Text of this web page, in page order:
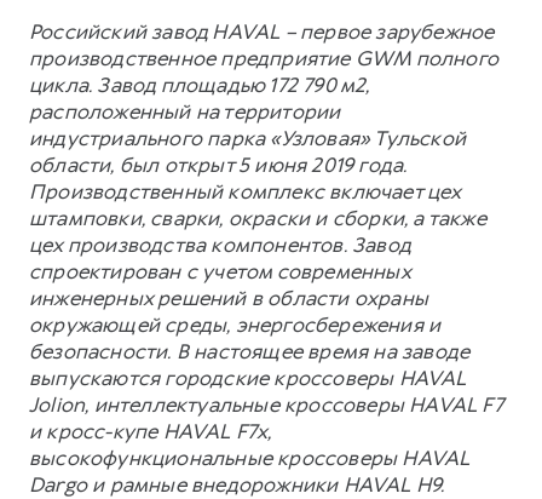
Российский завод HAVAL – первое зарубежное
производственное предприятие GWM полного
цикла. Завод площадью 172 790 м2,
расположенный на территории
индустриального парка «Узловая» Тульской
области, был открыт 5 июня 2019 года.
Производственный комплекс включает цех
штамповки, сварки, окраски и сборки, а также
цех производства компонентов. Завод
спроектирован с учетом современных
инженерных решений в области охраны
окружающей среды, энергосбережения и
безопасности. В настоящее время на заводе
выпускаются городские кроссоверы HAVAL
Jolion, интеллектуальные кроссоверы HAVAL F7
и кросс-купе HAVAL F7x,
высокофункциональные кроссоверы HAVAL
Dargo и рамные внедорожники HAVAL H9.